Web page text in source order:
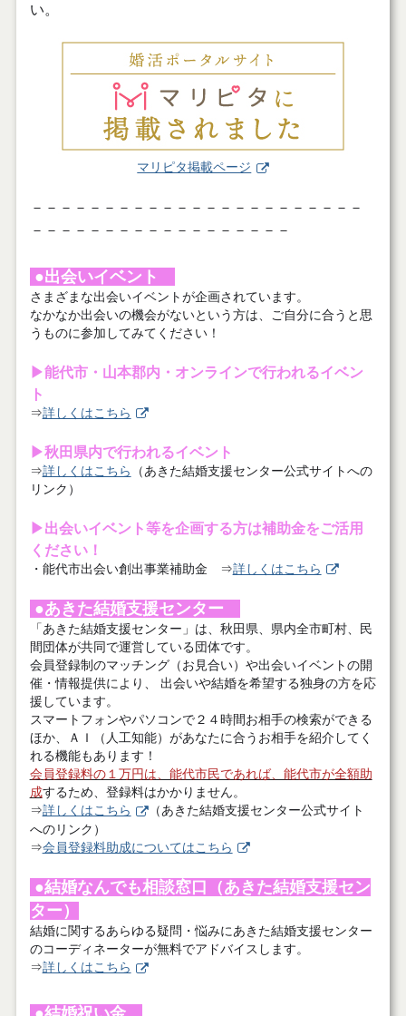
い。
マリピタ掲載ページ
－－－－－－－－－－－－－－－－－－－－－－－
－－－－－－－－－－－－－－－－－－
●出会いイベント
さまざまな出会いイベントが企画されています。
なかなか出会いの機会がないという方は、ご自分に合うと思
うものに参加してみてください！
▶能代市・山本郡内・オンラインで行われるイベン
ト
⇒詳しくはこちら
▶秋田県内で行われるイベント
⇒詳しくはこちら
（あきた結婚支援センター公式サイトへの
リンク）
▶出会いイベント等を企画する方は補助金をご活用
ください！
・能代市出会い創出事業補助金 ⇒詳しくはこちら
●あきた結婚支援センター
「あきた結婚支援センター」は、秋田県、県内全市町村、民
間団体が共同で運営している団体です。
会員登録制のマッチング（お見合い）や出会いイベントの開
催・情報提供により、 出会いや結婚を希望する独身の方を応
援しています。
スマートフォンやパソコンで２４時間お相手の検索ができる
ほか、ＡＩ（人工知能）があなたに合うお相手を紹介してく
れる機能もあります！
会員登録料の１万円は、能代市民であれば、能代市が全額助
成するため、登録料はかかりません。
⇒詳しくはこちら
（あきた結婚支援センター公式サイト
へのリンク）
⇒会員登録料助成についてはこちら
●結婚なんでも相談窓口（あきた結婚支援セン
ター）
結婚に関するあらゆる疑問・悩みにあきた結婚支援センター
のコーディネーターが無料でアドバイスします。
⇒詳しくはこちら